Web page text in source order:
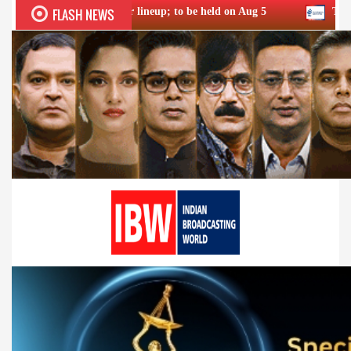
FLASH NEWS
stellar lineup; to be held on Aug 5 TRAI consults